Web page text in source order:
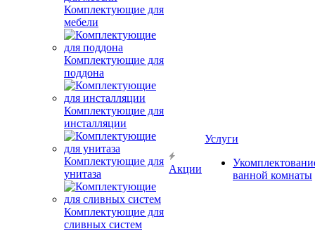
Комплектующие для
мебели
Комплектующие для
поддона
Комплектующие для
инсталляции
Комплектующие для
унитаза
Комплектующие для
сливных систем
Акции
Услуги
ванной комнаты